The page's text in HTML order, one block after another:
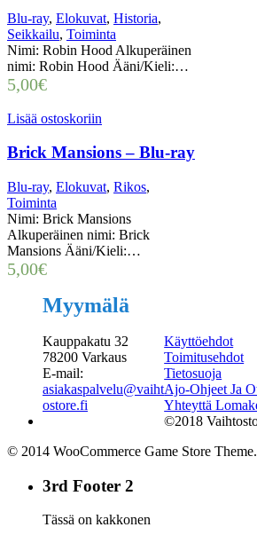
Blu-ray, Elokuvat, Historia,
Seikkailu, Toiminta
Nimi: Robin Hood Alkuperäinen
nimi: Robin Hood Ääni/Kieli:…
5,00€
Lisää ostoskoriin
Brick Mansions – Blu-ray
Blu-ray, Elokuvat, Rikos,
Toiminta
Nimi: Brick Mansions
Alkuperäinen nimi: Brick
Mansions Ääni/Kieli:…
5,00€
Myymälä
Kauppakatu 32
78200 Varkaus
E-mail:
asiakaspalvelu@vaiht
ostore.fi
Käyttöehdot
Toimitusehdot
Tietosuoja
Ajo-Ohjeet Ja
Yhteyttä
©2018
© 2014 WooCommerce Game Store
3rd Footer 2
Tässä on kakkonen